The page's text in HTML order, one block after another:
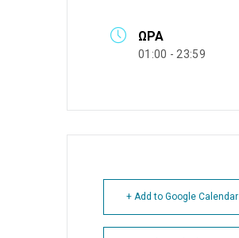
ΏΡΑ
01:00 - 23:59
+ Add to Google Calendar